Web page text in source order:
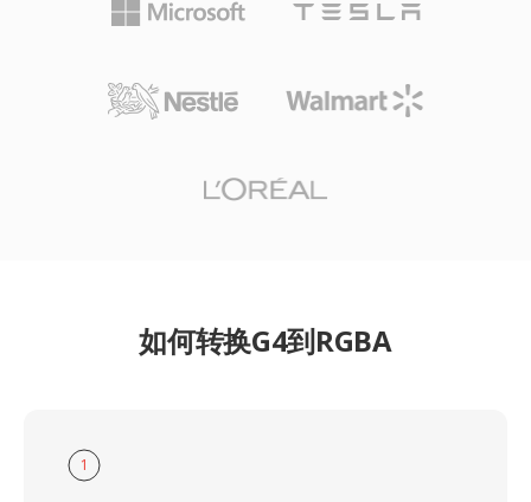
如何转换G4到RGBA
1